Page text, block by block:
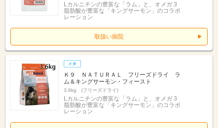
Lカルニチンの豊富な「ラム」と、オメガ 3
脂肪酸が豊富な「キングサーモン」のコラボ
レーション
取扱い病院
Ｋ９ ＮＡＴＵＲＡＬ フリーズドライ ラ
ム＆キングサーモン・フィースト
3.6kg (フリーズドライ)
Lカルニチンの豊富な「ラム」と、オメガ 3
脂肪酸が豊富な「キングサーモン」のコラボ
レーション